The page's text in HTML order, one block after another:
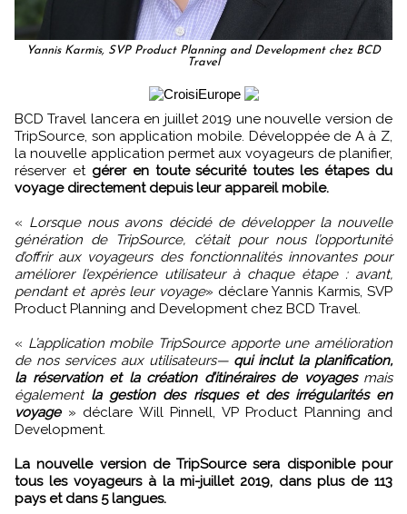
Yannis Karmis, SVP Product Planning and Development chez BCD
Travel
BCD Travel lancera en juillet 2019 une nouvelle version de
TripSource, son application mobile. Développée de A à Z,
la nouvelle application permet aux voyageurs de planifier,
réserver et gérer en toute sécurité toutes les étapes du
voyage directement depuis leur appareil mobile.
« Lorsque nous avons décidé de développer la nouvelle
génération de TripSource, c’était pour nous l’opportunité
d’offrir aux voyageurs des fonctionnalités innovantes pour
améliorer l’expérience utilisateur à chaque étape : avant,
pendant et après leur voyage» déclare Yannis Karmis, SVP
Product Planning and Development chez BCD Travel.
« L’application mobile TripSource apporte une amélioration
de nos services aux utilisateurs— qui inclut la planification,
la réservation et la création d’itinéraires de voyagesmais
égalementla gestion des risques et des irrégularités en
voyage» déclare Will Pinnell, VP Product Planning and
Development.
La nouvelle version de TripSource sera disponible pour
tous les voyageurs à la mi-juillet 2019, dans plus de 113
pays et dans 5 langues.